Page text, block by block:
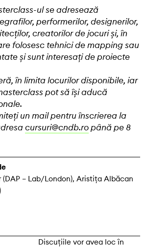
ul se adresează
performerilor, designerilor,
creatorilor de jocuri și, în
folosesc tehnici de mapping sau
și sunt interesați de proiecte
în limita locurilor disponibile, iar
pot să își aducă
un mail pentru înscrierea la
cursuri@cndb.ropână pe 8
(DAP – Lab/London), Aristița Albăcan
Discuțiile vor avea loc în